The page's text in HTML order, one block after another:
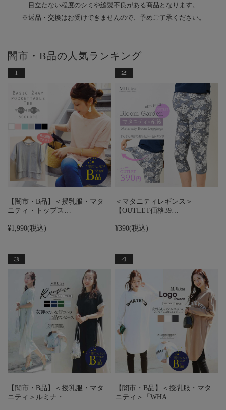
目立たない程度のシミや縫製不良がある商品となります。
※返品・交換はお受けできませんので、予めご了承ください。
闇市・B品の人気ランキング
【闇市・B品】＜授乳服・マタ
ニティ・トップス…
¥1,990(税込)
＜マタニティレギンス＞
【OUTLET価格39…
¥390(税込)
【闇市・B品】＜授乳服・マタ
ニティ＞ルミナ・…
【闇市・B品】＜授乳服・マタ
ニティ＞「WHA…